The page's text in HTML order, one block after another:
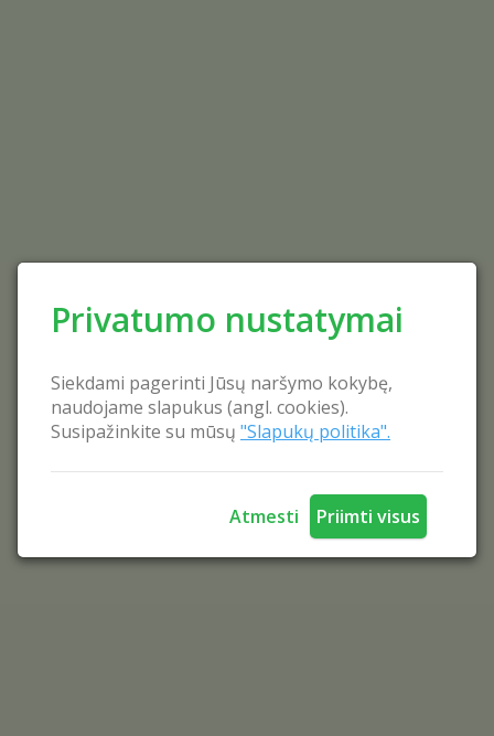
Privatumo nustatymai
Siekdami pagerinti Jūsų naršymo kokybę,
naudojame slapukus (angl. cookies).
Susipažinkite su mūsų "Slapukų politika".
Atmesti Priimti visus